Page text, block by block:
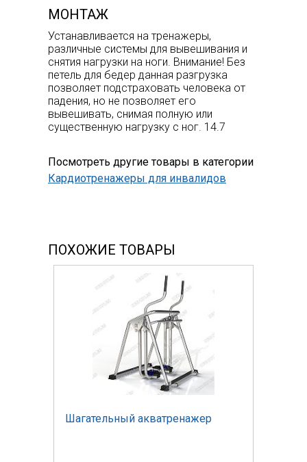
МОНТАЖ
Устанавливается на тренажеры,
различные системы для вывешивания и
снятия нагрузки на ноги. Внимание! Без
петель для бедер данная разгрузка
позволяет подстраховать человека от
падения, но не позволяет его
вывешивать, снимая полную или
существенную нагрузку с ног. 14.7
Посмотреть другие товары в категории
Кардиотренажеры для инвалидов
ПОХОЖИЕ ТОВАРЫ
Шагательный акватренажер